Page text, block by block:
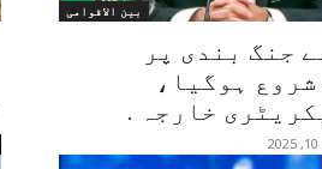
بین الاقوامی
جنگ بندی پر
ہوگیا،
خارجہ .